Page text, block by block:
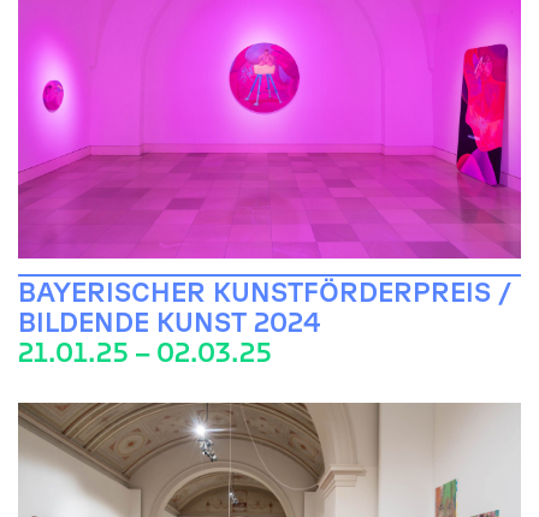
BAYERISCHER KUNSTFÖRDERPREIS /
BILDENDE KUNST 2024
21.01.25 – 02.03.25